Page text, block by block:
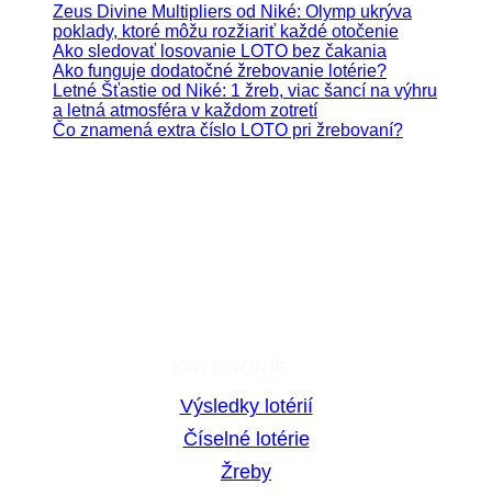
Zeus Divine Multipliers od Niké: Olymp ukrýva
poklady, ktoré môžu rozžiariť každé otočenie
Ako sledovať losovanie LOTO bez čakania
Ako funguje dodatočné žrebovanie lotérie?
Letné Šťastie od Niké: 1 žreb, viac šancí na výhru
a letná atmosféra v každom zotretí
Čo znamená extra číslo LOTO pri žrebovaní?
Výsledky lotérií
Číselné lotérie
Žreby